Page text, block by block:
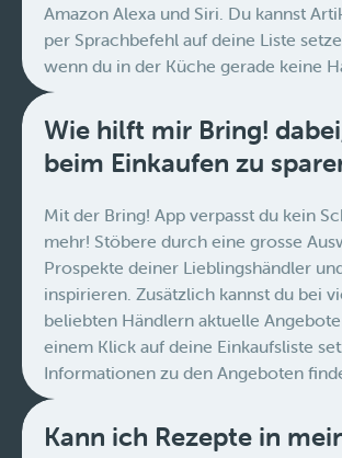
Amazon Alexa und Siri. Du kannst
per Sprachbefehl auf deine Liste
wenn du in der Küche gerade keine
Wie hilft mir Bring!
beim Einkaufen zu
Mit der Bring! App verpasst du kein
mehr! Stöbere durch eine grosse
Prospekte deiner Lieblingshändler
inspirieren. Zusätzlich kannst du bei
beliebten Händlern aktuelle
einem Klick auf deine Einkaufsliste
Informationen zu den Angeboten
Kann ich Rezepte in